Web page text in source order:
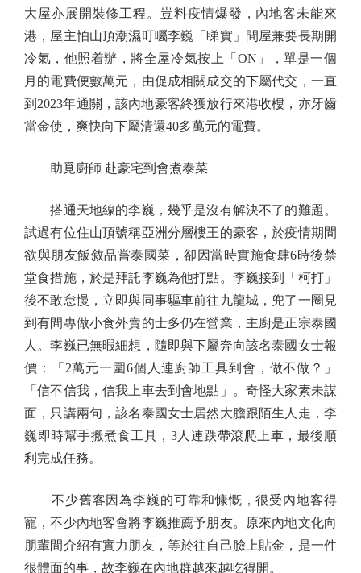
大屋亦展開裝修工程。豈料疫情爆發，內地客未能來
港，屋主怕山頂潮濕叮囑李巍「睇實」間屋兼要長期開
冷氣，他照着辦，將全屋冷氣按上「ON」，單是一個
月的電費便數萬元，由促成相關成交的下屬代交，一直
到2023年通關，該內地豪客終獲放行來港收樓，亦牙齒
當金使，爽快向下屬清還40多萬元的電費。
助覓廚師 赴豪宅到會煮泰菜
搭通天地線的李巍，幾乎是沒有解決不了的難題。
試過有位住山頂號稱亞洲分層樓王的豪客，於疫情期間
欲與朋友飯敘品嘗泰國菜，卻因當時實施食肆6時後禁
堂食措施，於是拜託李巍為他打點。李巍接到「柯打」
後不敢怠慢，立即與同事驅車前往九龍城，兜了一圈見
到有間專做小食外賣的士多仍在營業，主廚是正宗泰國
人。李巍已無暇細想，隨即與下屬奔向該名泰國女士報
價：「2萬元一圍6個人連廚師工具到會，做不做？」
「信不信我，信我上車去到會地點」。奇怪大家素未謀
面，只講兩句，該名泰國女士居然大膽跟陌生人走，李
巍即時幫手搬煮食工具，3人連跌帶滾爬上車，最後順
利完成任務。
不少舊客因為李巍的可靠和慷慨，很受內地客得
寵，不少內地客會將李巍推薦予朋友。原來內地文化向
朋輩間介紹有實力朋友，等於往自己臉上貼金，是一件
很體面的事，故李巍在內地群越來越吃得開。